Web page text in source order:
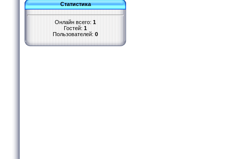
Статистика
Онлайн всего: 1
Гостей: 1
Пользователей: 0